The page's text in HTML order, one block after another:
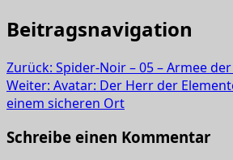
Beitragsnavigation
Zurück: Spider-Noir – 05 – Armee
Weiter: Avatar: Der Herr der
einem sicheren Ort
Schreibe einen Kommentar